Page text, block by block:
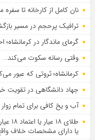
نان کامل از کارخانه تا
ترافیک پرحجم در مسیر
گرمای ماندگار در
وقتی رسانه سکوت می‌کند…
کرمانشاه؛ ثروتی که عبور
جهاد دانشگاهی در تقویت
آب و یخ کافی برای تمام
یا دارای مشخصات خلاف